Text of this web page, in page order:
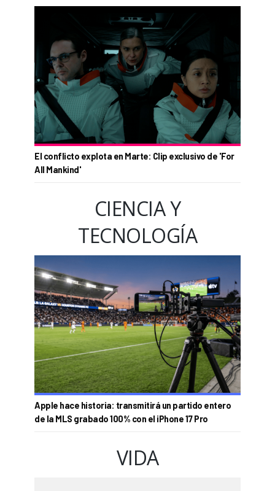
El conflicto explota en Marte: Clip exclusivo de 'For
All Mankind'
CIENCIA Y
TECNOLOGÍA
Apple hace historia: transmitirá un partido entero
de la MLS grabado 100% con el iPhone 17 Pro
VIDA